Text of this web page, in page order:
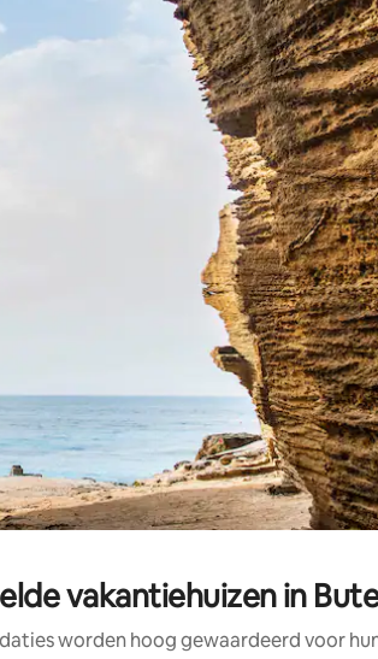
omhoog en omlaag, óf door te
vakantiehuizen in
worden hoog gewaardeerd voor